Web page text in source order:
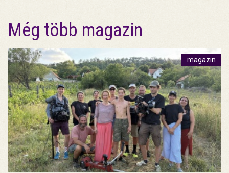
Még több magazin
magazin